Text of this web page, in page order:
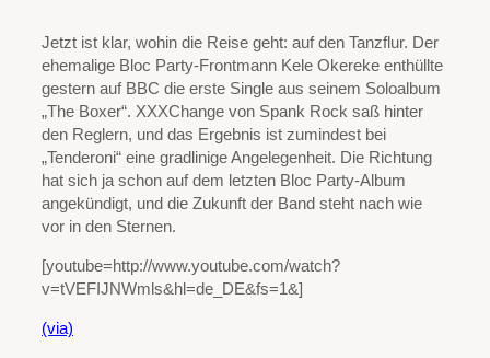
Jetzt ist klar, wohin die Reise geht: auf den Tanzflur. Der
ehemalige Bloc Party-Frontmann Kele Okereke enthüllte
gestern auf BBC die erste Single aus seinem Soloalbum
„The Boxer“. XXXChange von Spank Rock saß hinter
den Reglern, und das Ergebnis ist zumindest bei
„Tenderoni“ eine gradlinige Angelegenheit. Die Richtung
hat sich ja schon auf dem letzten Bloc Party-Album
angekündigt, und die Zukunft der Band steht nach wie
vor in den Sternen.
[youtube=http://www.youtube.com/watch?
v=tVEFIJNWmls&hl=de_DE&fs=1&]
(via)